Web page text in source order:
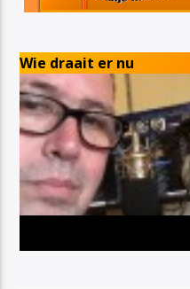
Wie draait er nu